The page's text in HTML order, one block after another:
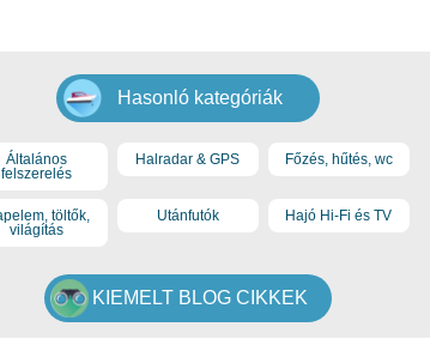
Hasonló kategóriák
Általános
felszerelés
Halradar & GPS Főzés, hűtés, wc
töltők,
világítás
Utánfutók Hajó Hi-Fi és TV
KIEMELT BLOG CIKKEK